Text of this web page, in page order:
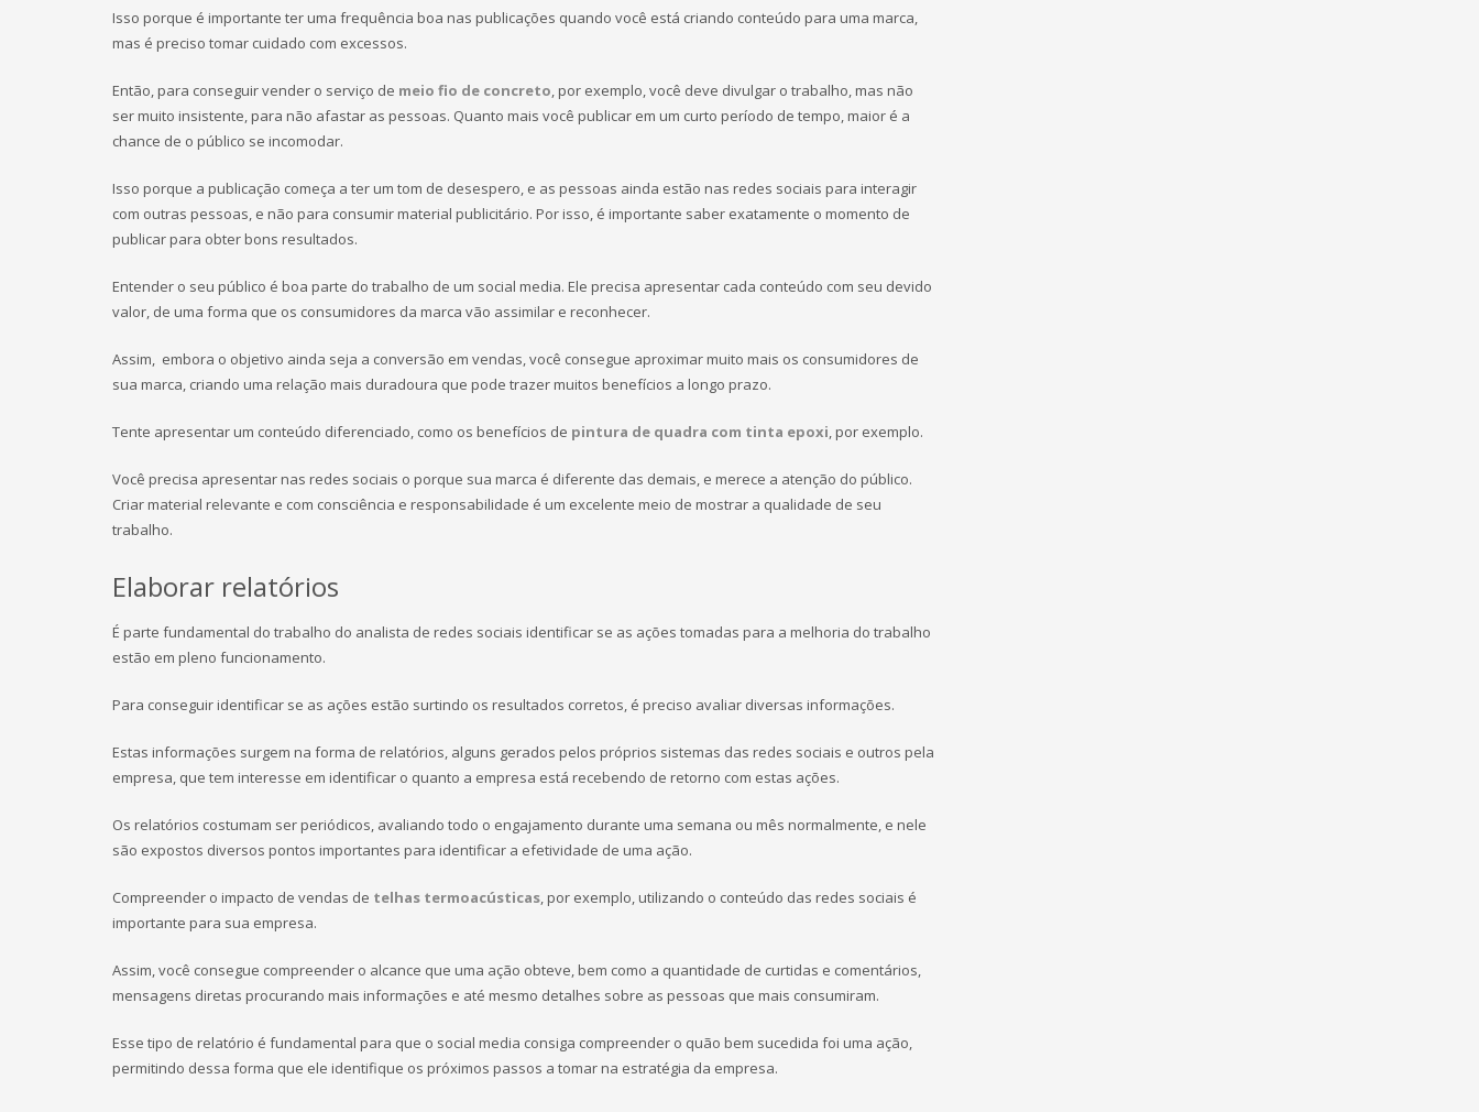
Isso porque é importante ter uma frequência boa nas publicações quando você está criando conteúdo para uma marca,
mas é preciso tomar cuidado com excessos.
Então, para conseguir vender o serviço de meio fio de concreto, por exemplo, você deve divulgar o trabalho, mas não
ser muito insistente, para não afastar as pessoas. Quanto mais você publicar em um curto período de tempo, maior é a
chance de o público se incomodar.
Isso porque a publicação começa a ter um tom de desespero, e as pessoas ainda estão nas redes sociais para interagir
com outras pessoas, e não para consumir material publicitário. Por isso, é importante saber exatamente o momento de
publicar para obter bons resultados.
Entender o seu público é boa parte do trabalho de um social media. Ele precisa apresentar cada conteúdo com seu devido
valor, de uma forma que os consumidores da marca vão assimilar e reconhecer.
Assim, embora o objetivo ainda seja a conversão em vendas, você consegue aproximar muito mais os consumidores de
sua marca, criando uma relação mais duradoura que pode trazer muitos benefícios a longo prazo.
Tente apresentar um conteúdo diferenciado, como os benefícios de pintura de quadra com tinta epoxi, por exemplo.
Você precisa apresentar nas redes sociais o porque sua marca é diferente das demais, e merece a atenção do público.
Criar material relevante e com consciência e responsabilidade é um excelente meio de mostrar a qualidade de seu
trabalho.
Elaborar relatórios
É parte fundamental do trabalho do analista de redes sociais identificar se as ações tomadas para a melhoria do trabalho
estão em pleno funcionamento.
Para conseguir identificar se as ações estão surtindo os resultados corretos, é preciso avaliar diversas informações.
Estas informações surgem na forma de relatórios, alguns gerados pelos próprios sistemas das redes sociais e outros pela
empresa, que tem interesse em identificar o quanto a empresa está recebendo de retorno com estas ações.
Os relatórios costumam ser periódicos, avaliando todo o engajamento durante uma semana ou mês normalmente, e nele
são expostos diversos pontos importantes para identificar a efetividade de uma ação.
Compreender o impacto de vendas de telhas termoacústicas, por exemplo, utilizando o conteúdo das redes sociais é
importante para sua empresa.
Assim, você consegue compreender o alcance que uma ação obteve, bem como a quantidade de curtidas e comentários,
mensagens diretas procurando mais informações e até mesmo detalhes sobre as pessoas que mais consumiram.
Esse tipo de relatório é fundamental para que o social media consiga compreender o quão bem sucedida foi uma ação,
permitindo dessa forma que ele identifique os próximos passos a tomar na estratégia da empresa.